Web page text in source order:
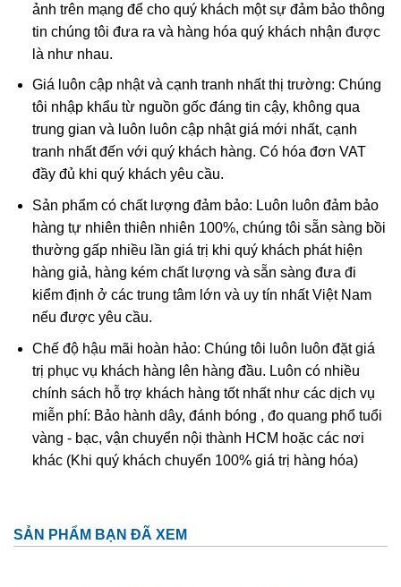
Tên Jade bắt nguồn từ tiếng Tây Ban Nha “piedra de
ijada”, có nghĩa là “đá đau đớn ở bên cạnh”. Nó được đặt
tên theo cách này sau khi các nhà thám hiểm người Tây
Ban Nha thấy những người bản xứ ở Trung Mỹ đang nắm
giữ những mảnh Cẩm thạch bên cạnh tin rằng nó có thể
chữa bệnh. Người Trung Quốc coi ngọc là “yu”, có nghĩa là
“thiên đường” hay “đế quốc”. Vì vậy, nó được coi là viên
ngọc quý trong văn hoá Trung Quốc. Ở Trung Quốc, Cẩm
thạch đã được tìm thấy trong các ngôi mộ của vua Shang.
Cách xử lý tăng vẻ đẹp thường gặp:
Ngày nay người ta thường xử lý đá cẩm thạch để tạo cho
chúng dáng vẻ đẹp hơn, bền hơn và dễ bán hơn. Dựa vào
bản chất xử lý, thị trường chia cẩm thạch tự nhiên làm 3
tẩy rửa tạp chất và xử lý phủ keo; Loại C – tẩm màu.
Sau khi tẩy rửa các tạp chất màu tối dính trên bề mặt,
người ta phủ keo (một loại nhựa tổng hợp không màu
hoặc có màu phớt lục nhạt) lên bề mặt và lấp vào trong các
vi lỗ rỗng, khe nứt của cẩm thạch. Đây là phương pháp
phủ một lớp keo cực mỏng và mọi người đều chấp nhận
ảnh trên mạng để cho quý khách một sự đảm bảo thông
tin chúng tôi đưa ra và hàng hóa quý khách nhận được
là như nhau.
Giá luôn cập nhật và cạnh tranh nhất thị trường: Chúng
tôi nhập khẩu từ nguồn gốc đáng tin cậy, không qua
trung gian và luôn luôn cập nhật giá mới nhất, cạnh
tranh nhất đến với quý khách hàng. Có hóa đơn VAT
đầy đủ khi quý khách yêu cầu.
Sản phẩm có chất lượng đảm bảo: Luôn luôn đảm bảo
hàng tự nhiên thiên nhiên 100%, chúng tôi sẵn sàng bồi
thường gấp nhiều lần giá trị khi quý khách phát hiện
hàng giả, hàng kém chất lượng và sẵn sàng đưa đi
kiểm định ở các trung tâm lớn và uy tín nhất Việt Nam
nếu được yêu cầu.
Chế độ hậu mãi hoàn hảo: Chúng tôi luôn luôn đặt giá
trị phục vụ khách hàng lên hàng đầu. Luôn có nhiều
chính sách hỗ trợ khách hàng tốt nhất như các dịch vụ
miễn phí: Bảo hành dây, đánh bóng , đo quang phổ tuổi
vàng - bạc, vận chuyển nội thành HCM hoặc các nơi
khác (Khi quý khách chuyển 100% giá trị hàng hóa)
SẢN PHẨM BẠN ĐÃ XEM